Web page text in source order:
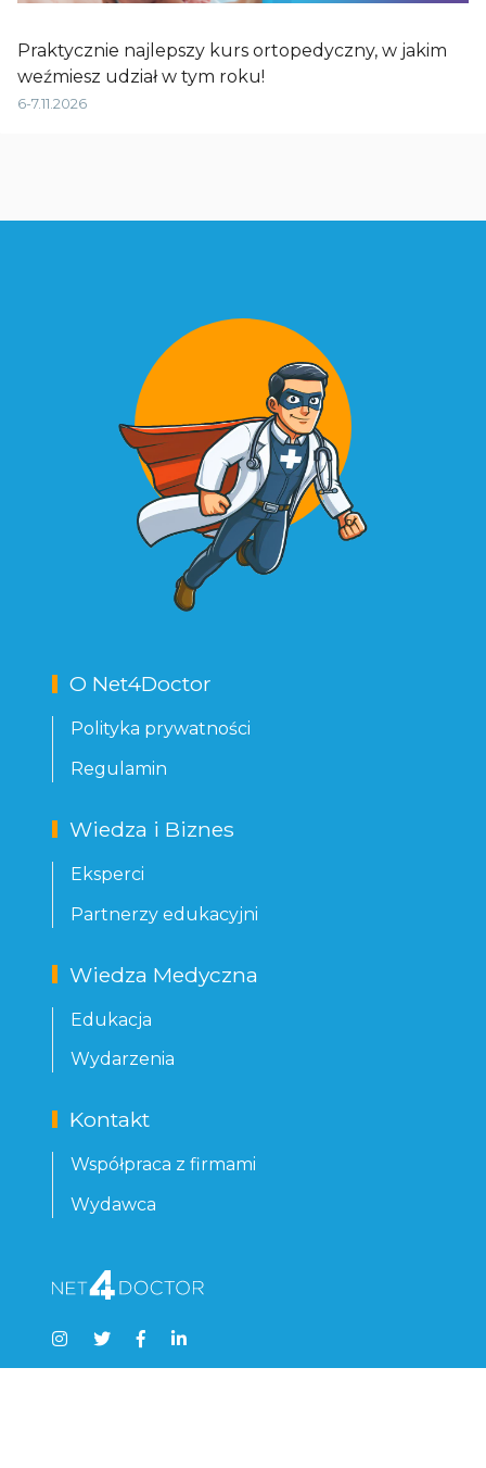
Praktycznie najlepszy kurs ortopedyczny, w jakim
weźmiesz udział w tym roku!
6-7.11.2026
O Net4Doctor
Polityka prywatności
Regulamin
Wiedza i Biznes
Eksperci
Partnerzy edukacyjni
Wiedza Medyczna
Edukacja
Wydarzenia
Kontakt
Współpraca z firmami
Wydawca